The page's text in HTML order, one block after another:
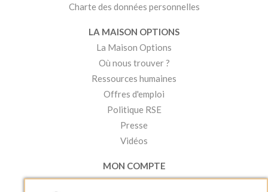
Charte des données personnelles
LA MAISON OPTIONS
La Maison Options
Où nous trouver ?
Ressources humaines
Offres d'emploi
Politique RSE
Presse
Vidéos
MON COMPTE
Accéder à mon compte